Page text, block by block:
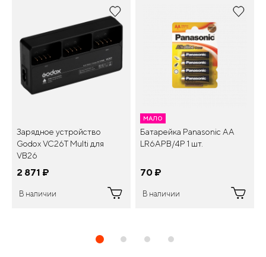
Зарядное устройство
Godox VC26T Multi для
VB26
2 871 ¤
В наличии
МАЛО
Батарейка Panasonic AA
LR6APB/4P 1 шт.
70 ¤
В наличии